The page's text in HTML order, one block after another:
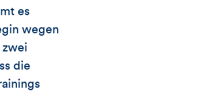
es
wegen
zwei
die